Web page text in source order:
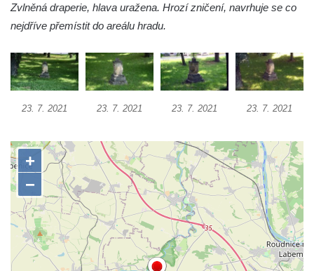
Sloup svatého Vavřince u náměstí Jiřího z
Poděbrad v Duchcově
náměstí v Trutnově
Sloup Panny Marie na Dolním náměstí v
Olomouci
ve Vyškově
Sloup Panny Marie na Masarykově náměstí
v Hodoníně
Sloup svatého Františka Xaverského v
Krupce
Sloup svatého Václava u kostela svatých
Šimona a Judy v Lenešicích
Zvlněná draperie, hlava uražena. Hrozí zničení, navrhuje se co
nejdříve přemístit do areálu hradu.
23. 7. 2021 23. 7. 2021 23. 7. 2021 23. 7. 2021